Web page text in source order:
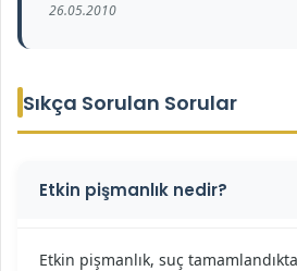
26.05.2010
Sıkça Sorulan Sorular
Etkin pişmanlık nedir?
Etkin pişmanlık, suç